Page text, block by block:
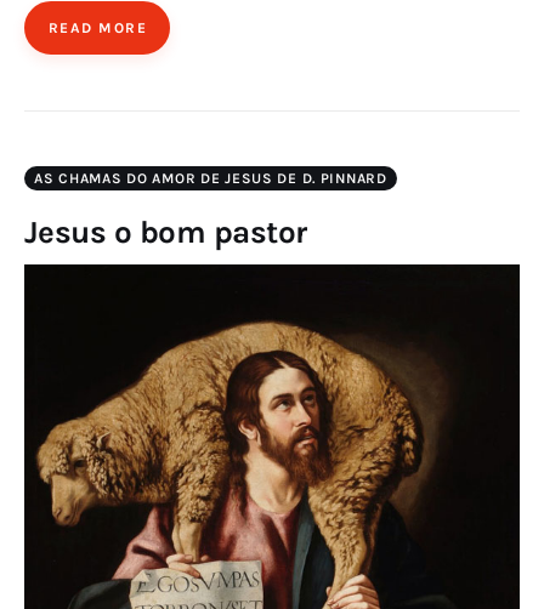
READ MORE
AS CHAMAS DO AMOR DE JESUS DE D. PINNARD
Jesus o bom pastor